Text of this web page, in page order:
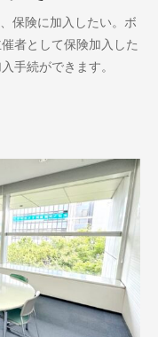
保険に加入したい。ボ
者として保険加入した
手続ができます。